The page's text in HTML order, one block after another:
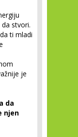
stvori.
ti mladi
je
da
njen